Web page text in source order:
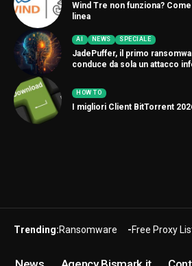
Wind Tre non funziona?
linea
AI NEWS SPECIALE
JadePuffer, il primo
conduce da sola un attacco
HOW TO
I migliori Client BitTorrent
Trending:Ransomware Free Proxy